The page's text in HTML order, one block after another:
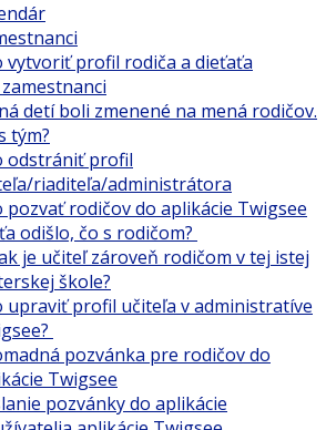
vytvoriť profil rodiča a dieťaťa
zamestnanci
detí boli zmenené na mená rodičov.
tým?
odstrániť profil
riaditeľa/administrátora
pozvať rodičov do aplikácie Twigsee
odišlo, čo s rodičom?
je učiteľ zároveň rodičom v tej istej
škole?
upraviť profil učiteľa v administratíve
pozvánka pre rodičov do
Twigsee
pozvánky do aplikácie